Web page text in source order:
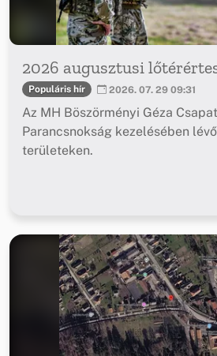
2026 augusztusi
Populáris hír 2026. 07. 29 09:31
Az MH Böszörményi Géza
Parancsnokság kezelésében
területeken.